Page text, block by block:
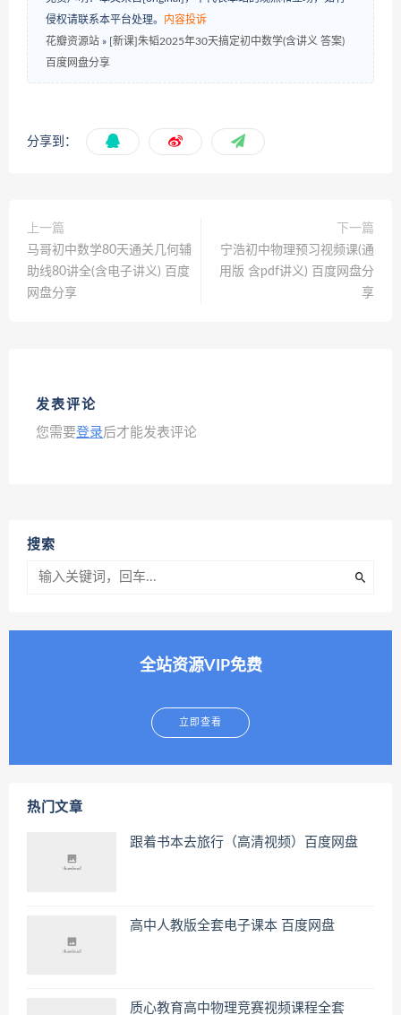
侵权请联系本平台处理。 内容投诉
花瓣资源站 » [新课]朱韬2025年30天搞定初中数学(含讲义 答案)
百度网盘分享
分享到：
上一篇
马哥初中数学80天通关几何辅
助线80讲全(含电子讲义) 百度
网盘分享
下一篇
宁浩初中物理预习视频课(通
用版 含pdf讲义) 百度网盘分
享
发表评论
您需要登录后才能发表评论
搜索
全站资源VIP免费
立即查看
热门文章
跟着书本去旅行（高清视频）百度网盘
高中人教版全套电子课本 百度网盘
质心教育高中物理竞赛视频课程全套